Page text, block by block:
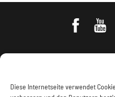
Diese Internetseite verwendet